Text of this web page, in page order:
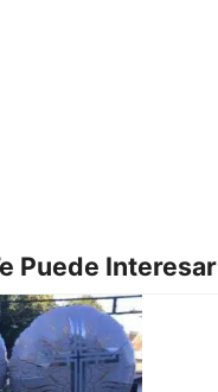
Puede Interesar